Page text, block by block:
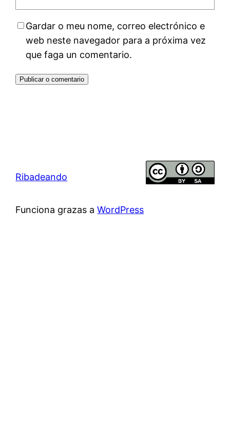
Gardar o meu nome, correo electrónico e
web neste navegador para a próxima vez
que faga un comentario.
Ribadeando
Funciona grazas aWordPress